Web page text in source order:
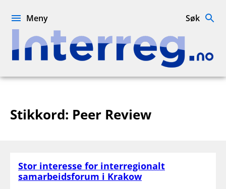
Interreg.no
Meny Søk
Stikkord: Peer Review
Stor interesse for interregionalt
samarbeidsforum i Krakow